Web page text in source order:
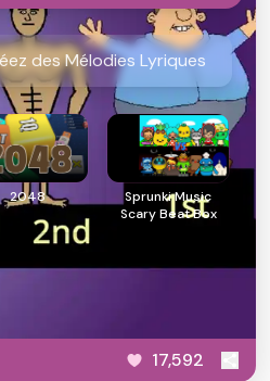
des Mélodies Lyriques
2048
Sprunki Music
Scary Beat Box
17,592